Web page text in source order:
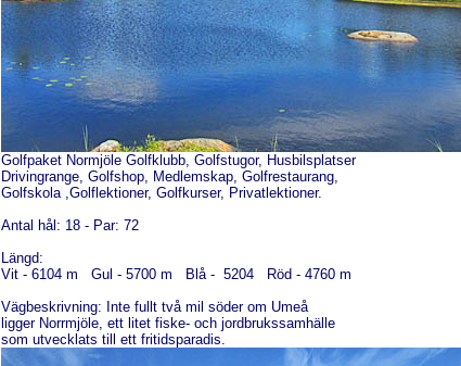
Golfpaket Normjöle Golfklubb, Golfstugor, Husbilsplatser
Drivingrange, Golfshop, Medlemskap, Golfrestaurang,
Golfskola ,Golflektioner, Golfkurser, Privatlektioner.
Antal hål: 18 - Par: 72
Längd:
Vit - 6104 m Gul - 5700 m Blå - 5204 Röd - 4760 m
Vägbeskrivning: Inte fullt två mil söder om Umeå
ligger Norrmjöle, ett litet fiske- och jordbrukssamhälle
som utvecklats till ett fritidsparadis.